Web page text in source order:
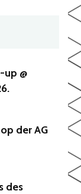
@
der AG
des